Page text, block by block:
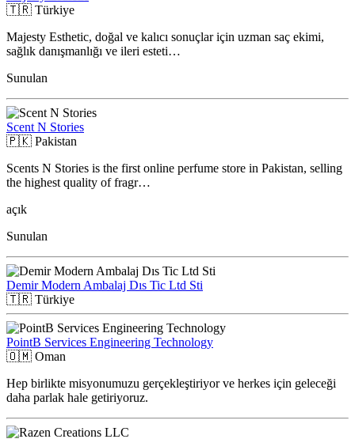
🇹🇷 Türkiye
Majesty Esthetic, doğal ve kalıcı sonuçlar için uzman saç ekimi,
sağlık danışmanlığı ve ileri esteti…
Sunulan
Scent N Stories
🇵🇰 Pakistan
Scents N Stories is the first online perfume store in Pakistan, selling
the highest quality of fragr…
açık
Sunulan
Demir Modern Ambalaj Dıs Tic Ltd Sti
🇹🇷 Türkiye
PointB Services Engineering Technology
🇴🇲 Oman
Hep birlikte misyonumuzu gerçekleştiriyor ve herkes için geleceği
daha parlak hale getiriyoruz.